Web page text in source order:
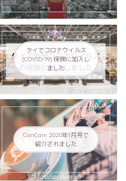
タイでコロナウイルス
(COVID-19) 保険に加入し
ました
CanCam 2020年1月号で
紹介されました